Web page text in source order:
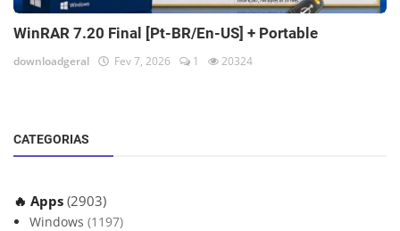
WinRAR 7.20 Final [Pt-BR/En-US] + Portable
downloadgeral Fev 7, 2026 1 20324
CATEGORIAS
🔥 Apps (2903)
Windows (1197)